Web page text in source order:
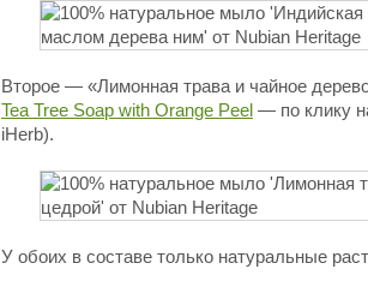
Второе — «Лимонная трава и чайное
Tea Tree Soap with Orange Peel — по клику
iHerb).
У обоих в составе только натуральные